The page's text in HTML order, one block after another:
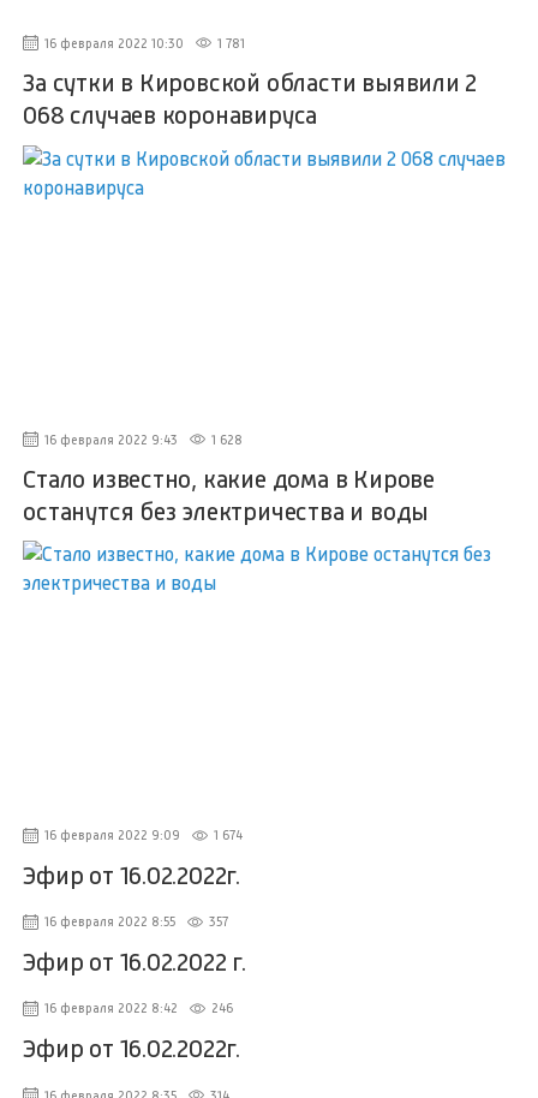
16 февраля 2022 10:30 1 781
За сутки в Кировской области выявили 2
068 случаев коронавируса
16 февраля 2022 9:43 1 628
Стало известно, какие дома в Кирове
останутся без электричества и воды
16 февраля 2022 9:09 1 674
Эфир от 16.02.2022г.
16 февраля 2022 8:55 357
Эфир от 16.02.2022 г.
16 февраля 2022 8:42 246
Эфир от 16.02.2022г.
16 февраля 2022 8:35 314